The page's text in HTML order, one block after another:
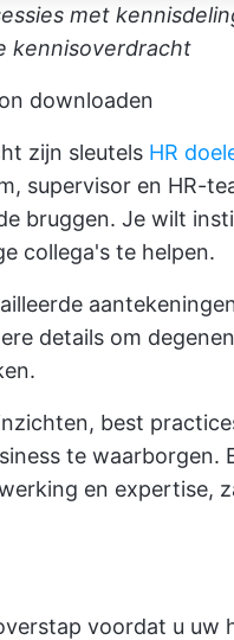
met
kennisoverdracht
downloaden
zijn sleutels HR
supervisor en HR-
bruggen. Je wilt
collega's te helpen.
details om
best
te waarborgen.
en expertise,
voordat u uw